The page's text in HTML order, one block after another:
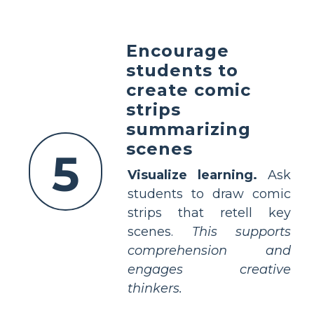
5
Encourage
students to
create comic
strips
summarizing
scenes
Visualize learning. Ask
students to draw comic
strips that retell key
scenes. This supports
comprehension and
engages creative
thinkers.